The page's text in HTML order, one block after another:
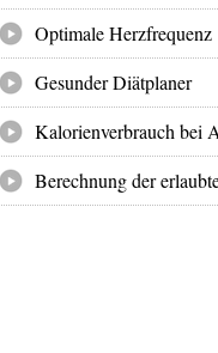
Optimale Herzfrequenz
Gesunder Diätplaner
Kalorienverbrauch bei
Berechnung der